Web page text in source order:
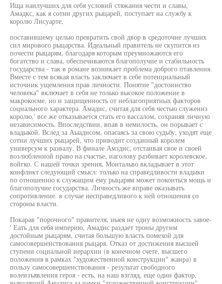
Ища наилучших для себя условий стяжания чести и славы,
Амадкс, как я сотни других рыцарей, поступает на службу к
королю Лисуарте,
поставившему целью превратить свой двор в средоточие лучших
сил мирового рыцарства. Идеальный правитель не скупится нз
почести рыцарям, благодаря которым преумножаются его
богатство и слава, обеспечиваются благополучие и стабильность
государства - так в романе возникает проблема доброго птавления.
Вместе с тем всякая власть заключает в себе потенциальный
источник ущемления прав личности. Понятие "достоинство
человека" включает в себя не только высокое положение в
макрокосме, но и защищенность от неблагоприятных факторов
социального характера. Амадис, считая для себя честью служениз
королю,' все же отказывается стать его вассалом, сохраняя личную
независимость. Впоследствии, впав в немилость, он порывает с
владыкой. Вслед за Аыадисом, опасаясь за свою судьбу, уходят еще
сотни лучших рыцарей, что приводит созданный королем
универсум к развалу. В финале Амздис, отстаивая свое и своей
возлюбленной право на счастье, наголову разбивает королевское,
войгко. С нашей точки зрения, Монтальво вкладывает в этот
конфликт следующий смысл: только на справедливости владыки
по отношению к служащим ему рыцарям может покоиться мощь и
благополучие государства. Личность же вправе оказывать
сопротивление. в случае несправедливого к ней отношения со
стороны власти.
Покарав "порочного" правителя, иыея не одну возможность завое-
' Еать для себя империю, Амадис раздает троны другим
достойным рыцарям, считая большую власть помехой для
самосовершенствования рыцаря. Отказ от достижения высшей
ступени социальной иерархии (в конечном счете, высшего
положения в рамках "художественной конструкции" жанра) в
пользу самосовершенствования - результат свободного
волеизъявления героя - есть, на наш взгляд, еще один фактор,